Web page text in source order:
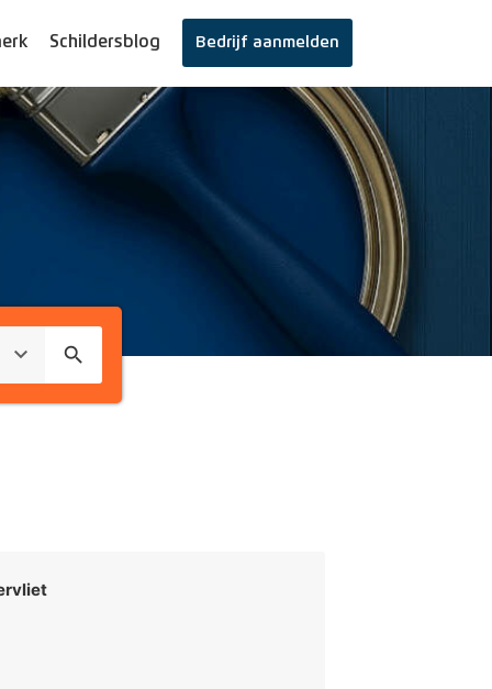
Schildersblog Bedrijf aanmelden
search